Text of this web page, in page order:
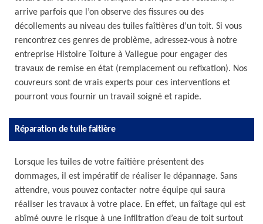
arrive parfois que l’on observe des fissures ou des
décollements au niveau des tuiles faîtières d’un toit. Si vous
rencontrez ces genres de problème, adressez-vous à notre
entreprise Histoire Toiture à Vallegue pour engager des
travaux de remise en état (remplacement ou refixation). Nos
couvreurs sont de vrais experts pour ces interventions et
pourront vous fournir un travail soigné et rapide.
Réparation de tuile faitière
Lorsque les tuiles de votre faîtière présentent des
dommages, il est impératif de réaliser le dépannage. Sans
attendre, vous pouvez contacter notre équipe qui saura
réaliser les travaux à votre place. En effet, un faîtage qui est
abîmé ouvre le risque à une infiltration d’eau de toit surtout